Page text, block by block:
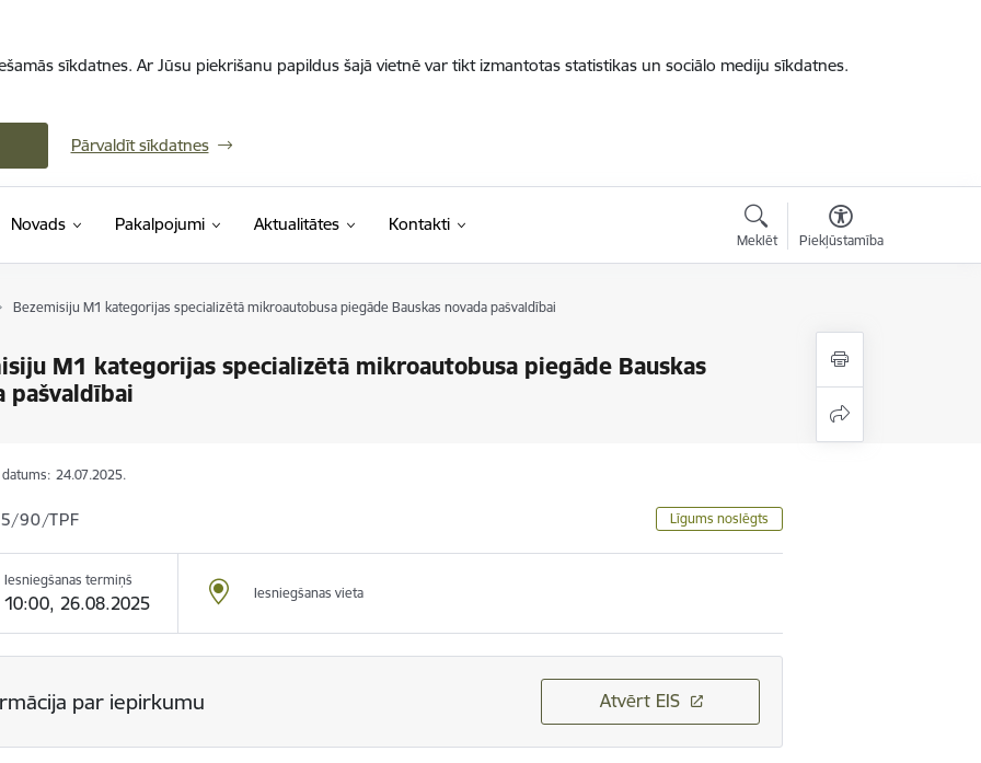
sīkdatnes. Ar Jūsu piekrišanu papildus šajā vietnē var tikt izmantotas statistikas un sociālo mediju sīkdatnes.
Pārvaldīt sīkdatnes
Novads Pakalpojumi Aktualitātes Kontakti
Meklēt Piekļūstamība
Bezemisiju M1 kategorijas specializētā mikroautobusa piegāde Bauskas novada pašvaldībai
M1 kategorijas specializētā mikroautobusa piegāde Bauskas
pašvaldībai
24.07.2025.
90/TPF Līgums noslēgts
Iesniegšanas termiņš
10:00, 26.08.2025 Iesniegšanas vieta
par iepirkumu Atvērt EIS